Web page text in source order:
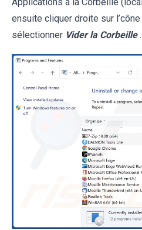
ensuite cliquer droite sur
sélectionner Vider la Corbeille .